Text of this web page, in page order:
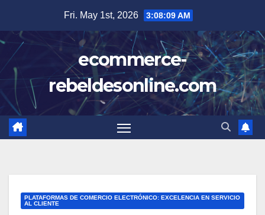
content
Fri. May 1st, 2026 3:08:11 AM
ecommerce-
rebeldesonline.com
PLATAFORMAS DE COMERCIO ELECTRÓNICO: EXCELENCIA EN SERVICIO
AL CLIENTE